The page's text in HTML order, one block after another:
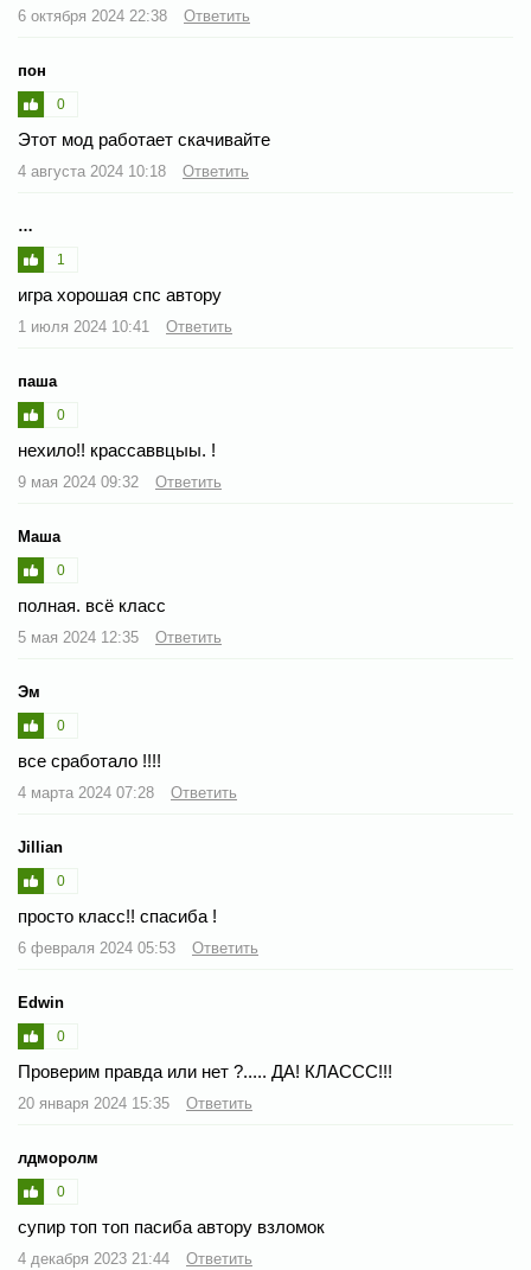
6 октября 2024 22:38 Ответить
пон
0
Этот мод работает скачивайте
4 августа 2024 10:18 Ответить
…
1
игра хорошая спс автору
1 июля 2024 10:41 Ответить
паша
0
нехило!! крассаввцыы. !
9 мая 2024 09:32 Ответить
Маша
0
полная. всё класс
5 мая 2024 12:35 Ответить
Эм
0
все сработало !!!!
4 марта 2024 07:28 Ответить
Jillian
0
просто класс!! спасиба !
6 февраля 2024 05:53 Ответить
Edwin
0
Проверим правда или нет ?..... ДА! КЛАССС!!!
20 января 2024 15:35 Ответить
лдморолм
0
супир топ топ пасиба автору взломок
4 декабря 2023 21:44 Ответить